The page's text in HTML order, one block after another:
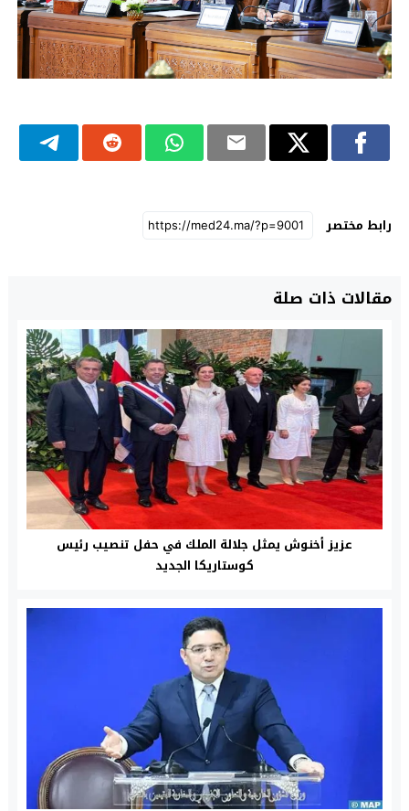
رابط مختصر
مقالات ذات صلة
عزيز أخنوش يمثل جلالة الملك في حفل تنصيب رئيس
كوستاريكا الجديد